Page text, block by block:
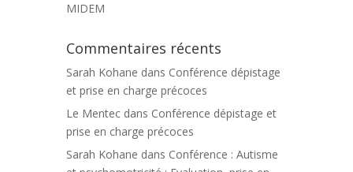
MIDEM
Commentaires récents
Sarah Kohane dans Conférence dépistage
et prise en charge précoces
Le Mentec dans Conférence dépistage et
prise en charge précoces
Sarah Kohane dans Conférence : Autisme